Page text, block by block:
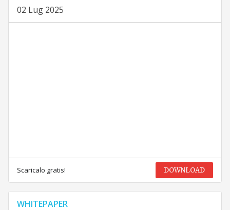
02 Lug 2025
Scaricalo gratis! DOWNLOAD
WHITEPAPER